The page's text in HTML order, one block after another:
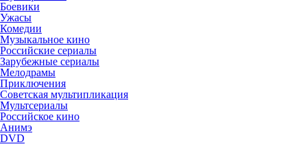
Боевики
Ужасы
Комедии
Музыкальное кино
Российские сериалы
Зарубежные сериалы
Мелодрамы
Приключения
Советская мультипликация
Мультсериалы
Российское кино
Анимэ
DVD